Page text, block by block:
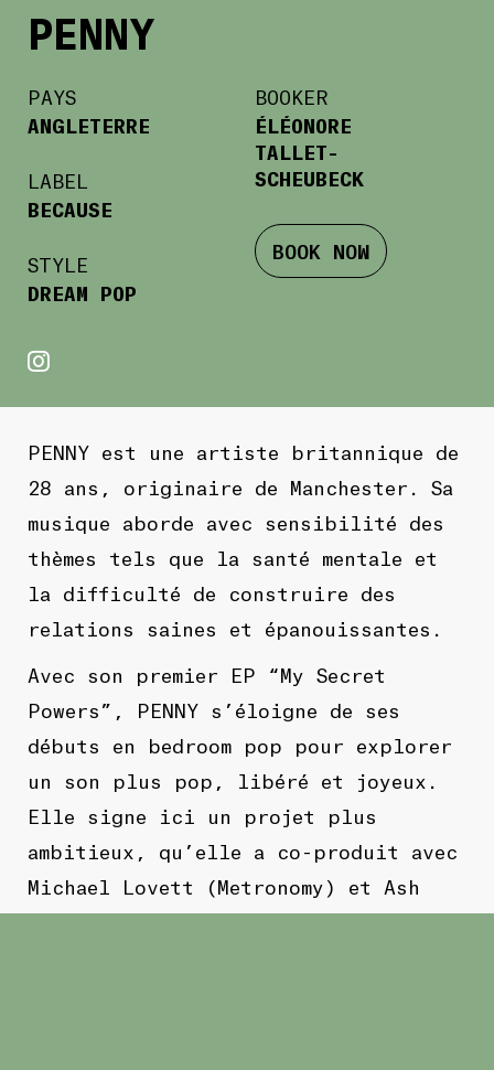
PENNY
PAYS
ANGLETERRE
LABEL
BECAUSE
STYLE
DREAM POP
BOOKER
ÉLÉONORE
TALLET-
SCHEUBECK
BOOK NOW
PENNY est une artiste britannique de
28 ans, originaire de Manchester. Sa
musique aborde avec sensibilité des
thèmes tels que la santé mentale et
la difficulté de construire des
relations saines et épanouissantes.
Avec son premier EP “My Secret
Powers”, PENNY s’éloigne de ses
débuts en bedroom pop pour explorer
un son plus pop, libéré et joyeux.
Elle signe ici un projet plus
ambitieux, qu’elle a co-produit avec
Michael Lovett (Metronomy) et Ash
Workman (Christine and the Queens,